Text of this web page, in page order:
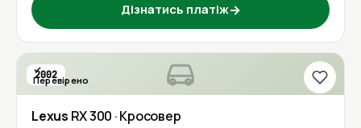
Дізнатись платіж→
2002
Перевірено
Lexus RX 300 · Кросовер